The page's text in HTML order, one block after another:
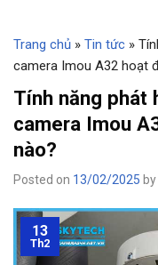
Trang chủ » Tin tức »
camera Imou A32 hoạt
Tính năng phát
camera Imou
nào?
Posted on 13/02/2025 by
13
Th2